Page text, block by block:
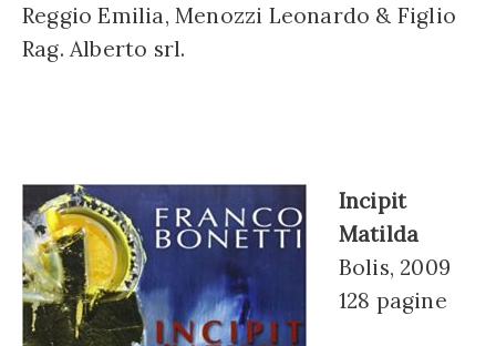
Reggio Emilia, Menozzi Leonardo & Figlio
Rag. Alberto srl.
Incipit
Matilda
Bolis, 2009
128 pagine